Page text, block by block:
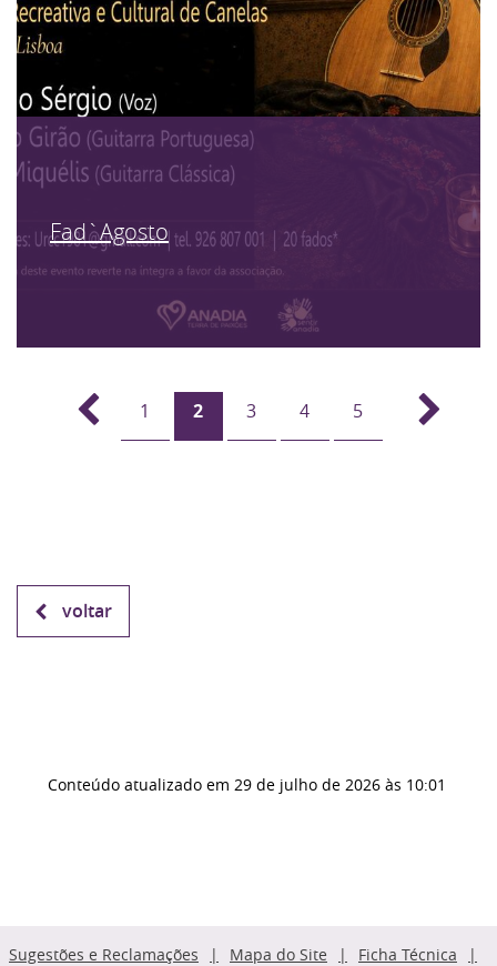
Fad`Agosto
1 2 3 4 5
voltar
Conteúdo atualizado em 29 de julho de 2026 às 10:01
Sugestões e Reclamações Mapa do Site Ficha Técnica